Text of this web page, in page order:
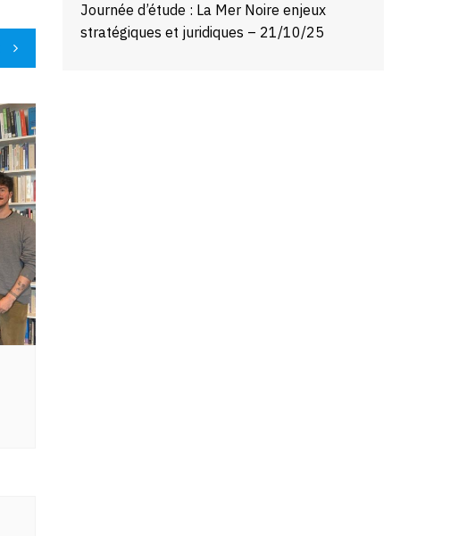
Journée d’étude : La Mer Noire enjeux
stratégiques et juridiques – 21/10/25